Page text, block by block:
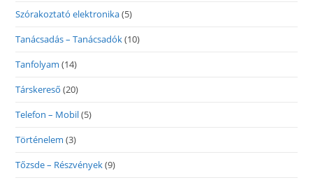
Szórakoztató elektronika(5)
Tanácsadás – Tanácsadók(10)
Tanfolyam (14)
Társkereső (20)
Telefon – Mobil(5)
Történelem (3)
Tőzsde – Részvények(9)